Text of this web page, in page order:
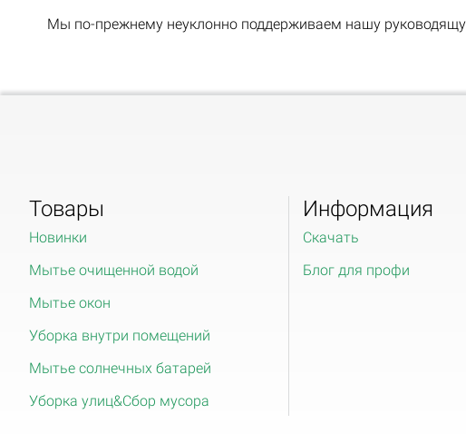
Мы по-прежнему неуклонно поддерживаем нашу
Товары
Новинки
Мытье очищенной водой
Мытье окон
Уборка внутри помещений
Мытье солнечных батарей
Уборка улиц&Сбор мусора
Информация
Скачать
Блог для профи